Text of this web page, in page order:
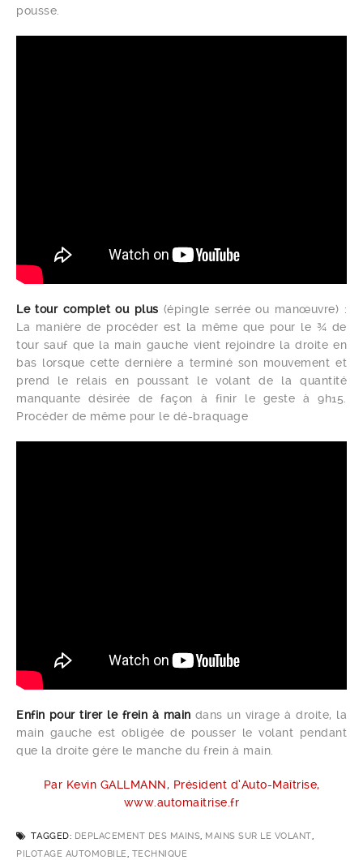
pousse.
Le tour complet ou plus (épingle serrée ou manœuvre) :
La manière de procéder est la même que pour le ¾ de
tour sauf que la main gauche vient rejoindre la droite en
bas lorsque cette dernière a terminé son mouvement et
prend le relais en poussant le volant de la quantité
manquante désirée de façon à finir le geste à 9h15.
Procéder de même pour le dé-braquage
Enfin pour tirer le frein à main dans un virage à droite, la
main gauche est obligée de pousser le volant pendant
que la droite gère le manche du frein à main.
Par Kevin GALLMANN, Président d’Auto-Maîtrise,
www.automaitrise.fr
TAGGED: DEPLACEMENT DES MAINS, MAINS SUR LE VOLANT,
PILOTAGE AUTOMOBILE, TECHNIQUE